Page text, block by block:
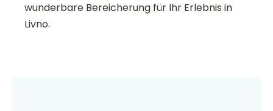
wunderbare Bereicherung für Ihr Erlebnis in
Livno.